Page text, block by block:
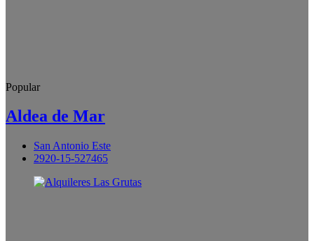
Popular
Aldea de Mar
San Antonio Este
2920-15-527465